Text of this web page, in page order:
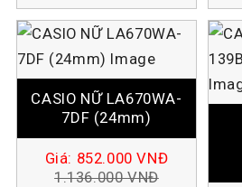
CASIO NỮ LA670WA-
7DF (24mm)
Giá: 852.000VNĐ
1.136.000VNĐ